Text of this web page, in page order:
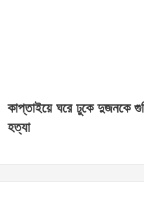
কাপ্তাইয়ে ঘরে ঢুকে দুজনকে
হত্যা